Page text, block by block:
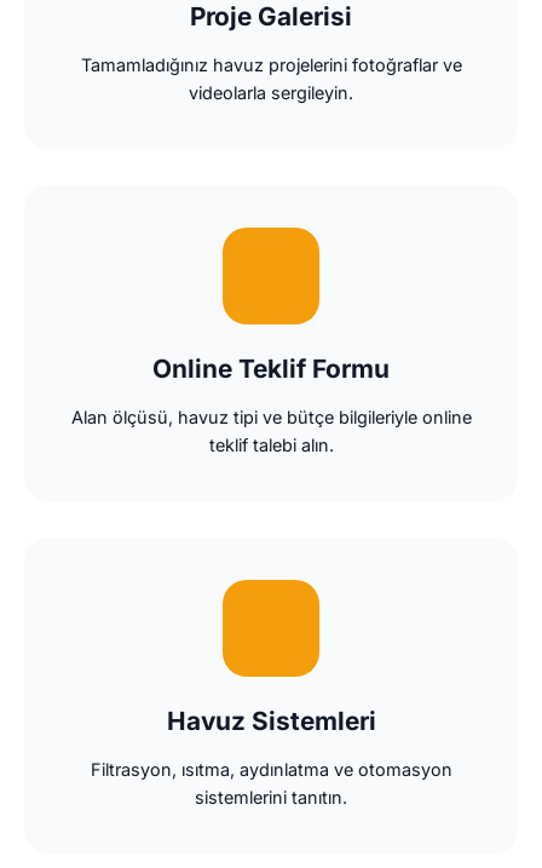
Proje Galerisi
Tamamladığınız havuz projelerini fotoğraflar ve
videolarla sergileyin.
Online Teklif Formu
Alan ölçüsü, havuz tipi ve bütçe bilgileriyle online
teklif talebi alın.
Havuz Sistemleri
Filtrasyon, ısıtma, aydınlatma ve otomasyon
sistemlerini tanıtın.